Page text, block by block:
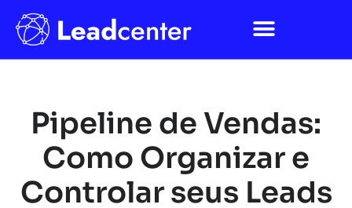
Pipeline de Vendas:
Como Organizar e
Controlar seus Leads